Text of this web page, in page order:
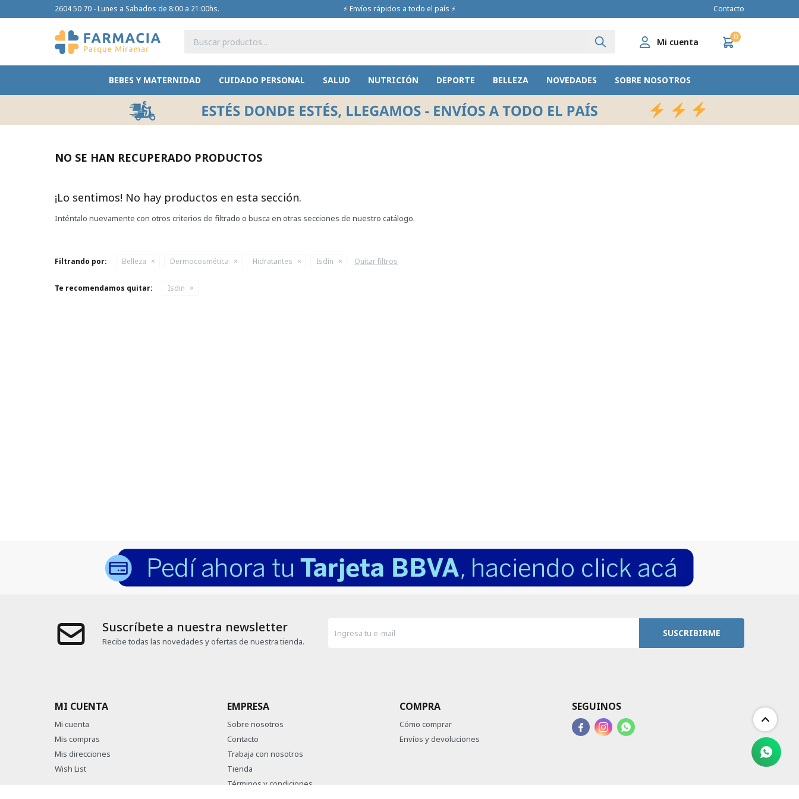
BEBES Y MATERNIDAD CUIDADO PERSONAL SALUD NUTRICIÓN DEPORTE BELLEZA NOVEDADES SOBRE NOSOTROS
0
2604 50 70 - Lunes a Sabados de 8:00 a 21:00hs. ⚡ Envíos rápidos a todo el país ⚡ Contacto
NO SE HAN RECUPERADO PRODUCTOS
¡Lo sentimos! No hay productos en esta sección.
Inténtalo nuevamente con otros criterios de filtrado o busca en otras secciones de nuestro catálogo.
Filtrando por: Belleza Dermocosmética Hidratantes Isdin Quitar filtros
Te recomendamos quitar: Isdin
Suscríbete a nuestra newsletter
Recibe todas las novedades y ofertas de nuestra tienda.
SUSCRIBIRME
MI CUENTA
Mi cuenta
Mis compras
Mis direcciones
Wish List
EMPRESA
Sobre nosotros
Contacto
Trabaja con nosotros
Tienda
Términos y condiciones
COMPRA
Cómo comprar
Envíos y devoluciones
SEGUINOS
  